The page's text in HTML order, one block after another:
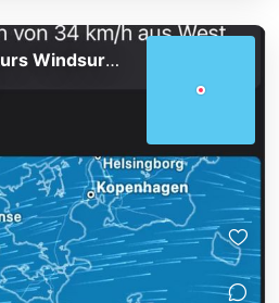
Oberstufenkurs Windsurfen